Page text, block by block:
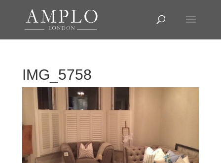
IMG_5758